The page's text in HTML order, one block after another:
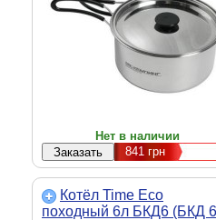
Нет в наличии
841грн
Котёл Time Eco
походный 6л БКД6 (БКД